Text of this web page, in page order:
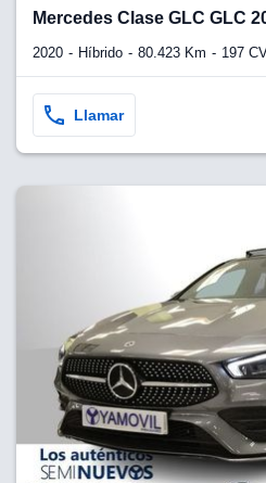
pulsando
de cookies
en
página
a nuestro
que solo se
que
para
Mercedes Clase GLC GLC
2020 Híbrido 80.423 Km 197
Llamar